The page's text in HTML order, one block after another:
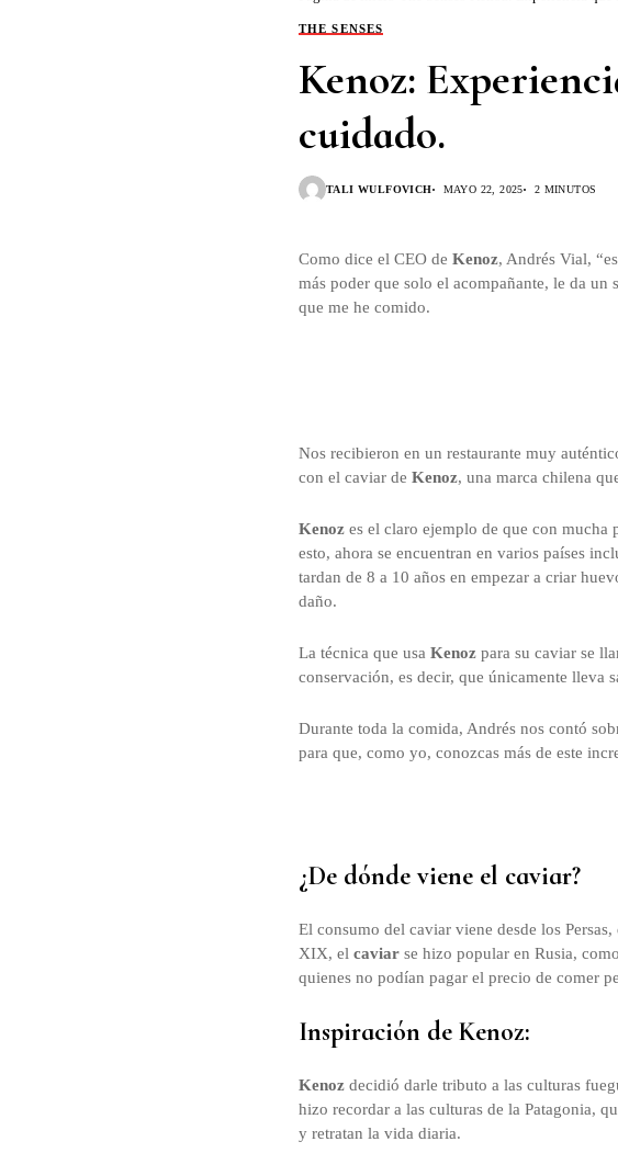
THE SENSES
Kenoz:
cuidado.
TALI WULFOVICH MAYO 22, 2025 2 MINUTOS
Como dice el CEO de Kenoz, Andrés Vial,
más poder que solo el acompañante, le da un
que me he comido.
Nos recibieron en un restaurante muy
con el caviar de Kenoz, una marca chilena
Kenoz es el claro ejemplo de que con mucha
esto, ahora se encuentran en varios países
tardan de 8 a 10 años en empezar a criar
daño.
La técnica que usa Kenoz para su caviar se
conservación, es decir, que únicamente lleva
Durante toda la comida, Andrés nos contó
para que, como yo, conozcas más de este
¿De dónde viene el caviar?
El consumo del caviar viene desde los
XIX, el caviar se hizo popular en Rusia,
quienes no podían pagar el precio de comer
Inspiración de Kenoz:
Kenoz decidió darle tributo a las culturas
hizo recordar a las culturas de la Patagonia,
y retratan la vida diaria.